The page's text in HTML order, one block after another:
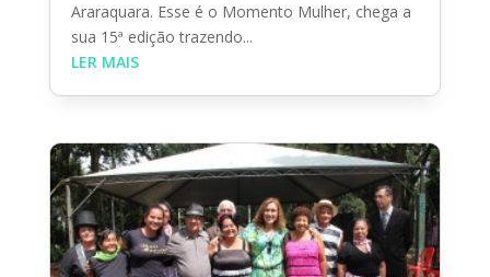
Araraquara. Esse é o Momento Mulher, chega a
sua 15ª edição trazendo...
LER MAIS